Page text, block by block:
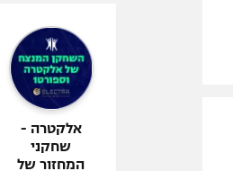
אלקטרה -
שחקני
המחזור של